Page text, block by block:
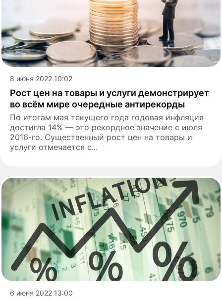
8 июня 2022 10:02
Рост цен на товары и услуги демонстрирует
во всём мире очередные антирекорды
По итогам мая текущего года годовая инфляция
достигла 14% — это рекордное значение с июля
2016-го. Существенный рост цен на товары и
услуги отмечается с...
6 июня 2022 13:00